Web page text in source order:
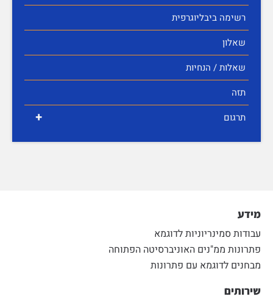
רשימה ביבליוגרפית
שאלון
שאלות / הנחיות
תזה
+ תרגום
מידע
עבודות סמינריוניות לדוגמא
פתרונות ממ"נים האוניברסיטה הפתוחה
מבחנים לדוגמא עם פתרונות
שירותים